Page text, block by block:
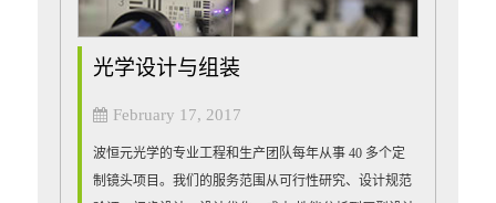
光学设计与组装
February 17, 2017
波恒元光学的专业工程和生产团队每年从事 40 多个定
制镜头项目。我们的服务范围从可行性研究、设计规范